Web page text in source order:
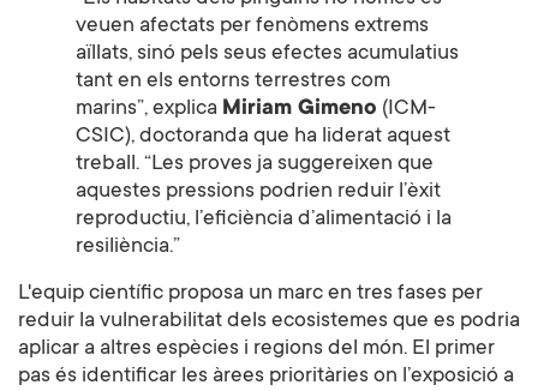
veuen afectats per fenòmens extrems
aïllats, sinó pels seus efectes acumulatius
tant en els entorns terrestres com
marins”, explica Miriam Gimeno (ICM-
CSIC), doctoranda que ha liderat aquest
treball. “Les proves ja suggereixen que
aquestes pressions podrien reduir l’èxit
reproductiu, l’eficiència d’alimentació i la
resiliència.”
L'equip científic proposa un marc en tres fases per
reduir la vulnerabilitat dels ecosistemes que es podria
aplicar a altres espècies i regions del món. El primer
pas és identificar les àrees prioritàries on l’exposició a